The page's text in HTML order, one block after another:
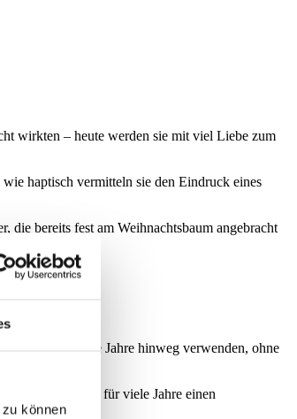
können
wirkten – heute werden sie mit viel Liebe zum
haptisch vermitteln sie den Eindruck eines
die bereits fest am Weihnachtsbaum angebracht
über mehrere Jahre hinweg verwenden, ohne
investieren und für viele Jahre einen